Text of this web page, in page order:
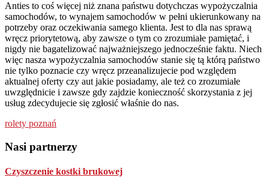
Anties to coś więcej niż znana państwu dotychczas wypożyczalnia
samochodów, to wynajem samochodów w pełni ukierunkowany na
potrzeby oraz oczekiwania samego klienta. Jest to dla nas sprawą
wręcz priorytetową, aby zawsze o tym co zrozumiałe pamiętać, i
nigdy nie bagatelizować najważniejszego jednocześnie faktu. Niech
więc nasza wypożyczalnia samochodów stanie się tą którą państwo
nie tylko poznacie czy wręcz przeanalizujecie pod względem
aktualnej oferty czy aut jakie posiadamy, ale też co zrozumiałe
uwzględnicie i zawsze gdy zajdzie konieczność skorzystania z jej
usług zdecydujecie się zgłosić właśnie do nas.
rolety poznań
Footer
Nasi partnerzy
Czyszczenie kostki brukowej